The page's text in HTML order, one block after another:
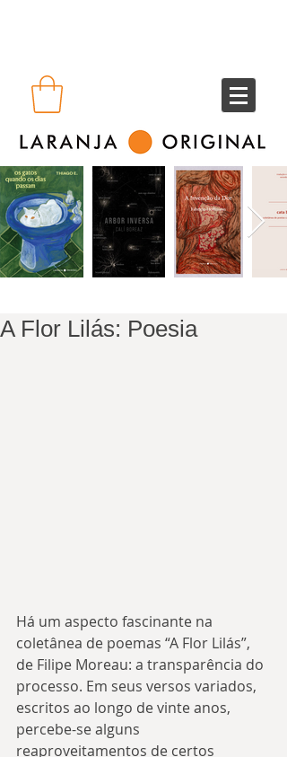
A Flor Lilás: Poesia
Há um aspecto fascinante na
coletânea de poemas “A Flor Lilás”,
de Filipe Moreau: a transparência do
processo. Em seus versos variados,
escritos ao longo de vinte anos,
percebe-se alguns
reaproveitamentos de certos